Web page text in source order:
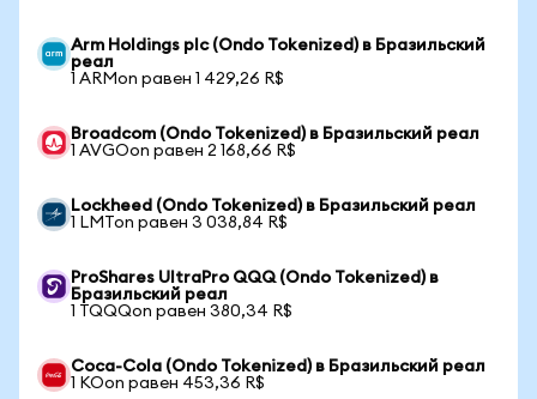
Arm Holdings plc (Ondo Tokenized) в Бразильский
реал
1 ARMon равен 1 429,26 R$
Broadcom (Ondo Tokenized) в Бразильский реал
1 AVGOon равен 2 168,66 R$
Lockheed (Ondo Tokenized) в Бразильский реал
1 LMTon равен 3 038,84 R$
ProShares UltraPro QQQ (Ondo Tokenized) в
Бразильский реал
1 TQQQon равен 380,34 R$
Coca-Cola (Ondo Tokenized) в Бразильский реал
1 KOon равен 453,36 R$